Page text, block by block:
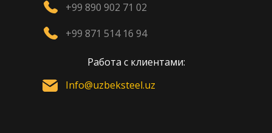
+99 890 902 71 02
+99 871 514 16 94
Работа с клиентами:
Info@uzbeksteel.uz